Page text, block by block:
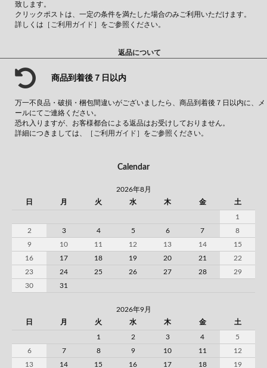
致します。
クリックポストは、一定の条件を満たした場合のみご利用いただけます。
詳しくは ［ご利用ガイド］ をご参照ください。
返品について
商品到着後７日以内
万一不良品・破損・梱包間違いがございましたら、商品到着後７日以内に、メ
ールにてご連絡ください。
恐れ入りますが、お客様都合による返品はお受けしておりません。
詳細につきましては、
［ご利用ガイド］ をご参照ください。
Calendar
2026年8月
日
月 火 水 木 金 土
1
2
3 4 5 6 7
8
9
10 11 12 13 14
15
16
17 18 19 20 21
22
23
24 25 26 27 28
29
30
31
2026年9月
日
月 火 水 木 金 土
1 2 3 4
5
6
7 8 9 10 11
12
13
14 15 16 17 18 19